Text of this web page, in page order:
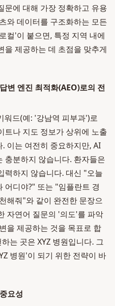
에 대해 가장 정확하고 유용
와 데이터를 구조화하는 모든
컬'이 붙으면, 특정 지역 내에
을 제공하는 데 초점을 맞추게
변 엔진 최적화(AEO)로의 전
워드(예: '강남역 피부과')로
트나 지도 정보가 상위에 노출
이는 여전히 중요하지만, AI
충분하지 않습니다. 환자들은
력하지 않습니다. 대신 "오늘
어디야?" 또는 "임플란트 경
해줘"와 같이 완전한 문장으
자연어 질문의 '의도'를 파악
을 제공하는 것을 목표로 합
는 곳은 XYZ 병원입니다. 그
병원'이 되기 위한 전략이 바
요성